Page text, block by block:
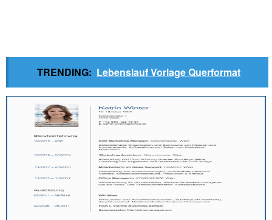
TRENDING: Lebenslauf Vorlage Querformat